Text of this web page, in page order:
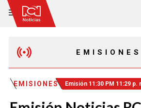
EMISIONES
EMISIÓN 12:30 PM
EMISIONES Emisión 11:30 PM 11:29 p.